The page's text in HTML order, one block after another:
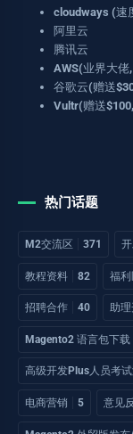
cloudways (速
阿里云
腾讯云
AWS(业界大佬
谷歌云(赠送
Vultr(赠送
热门话题
M2交流区 371
教程资料 82 福利
招聘合作 40 助
Magento2 语言包下载
高级开发Plus人员考
电商营销 5 意见